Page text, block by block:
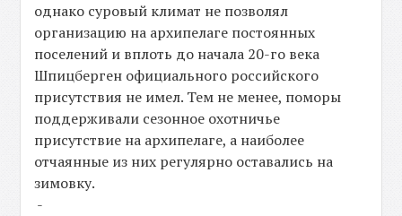
однако суровый климат не позволял
организацию на архипелаге постоянных
поселений и вплоть до начала 20-го века
Шпицберген официального российского
присутствия не имел. Тем не менее, поморы
поддерживали сезонное охотничье
присутствие на архипелаге, а наиболее
отчаянные из них регулярно оставались на
зимовку.
-